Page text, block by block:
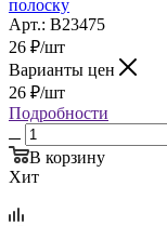
полоску
Арт.: B23475
26 ₽/шт
Варианты цен
26 ₽/шт
Подробности
В корзину
Хит